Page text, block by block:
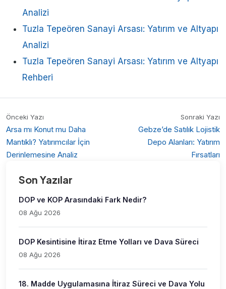
Analizi
Tuzla Tepeören Sanayi Arsası: Yatırım ve Altyapı
Analizi
Tuzla Tepeören Sanayi Arsası: Yatırım ve Altyapı
Rehberi
Önceki Yazı
Arsa mı Konut mu Daha
Mantıklı? Yatırımcılar İçin
Derinlemesine Analiz
Sonraki Yazı
Gebze’de Satılık Lojistik
Depo Alanları: Yatırım
Fırsatları
Son Yazılar
DOP ve KOP Arasındaki Fark Nedir?
08 Ağu 2026
DOP Kesintisine İtiraz Etme Yolları ve Dava Süreci
08 Ağu 2026
18. Madde Uygulamasına İtiraz Süreci ve Dava Yolu